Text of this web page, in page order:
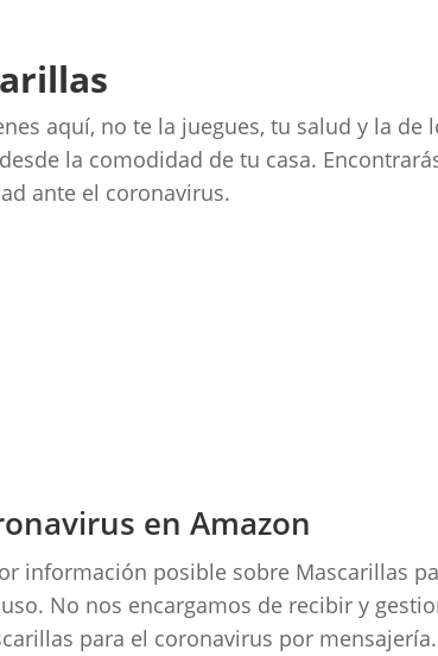
aquí, no te la juegues, tu salud y la de
la comodidad de tu casa.
ante el coronavirus.
en Amazon
información posible sobre Mascarillas
No nos encargamos de recibir y
para el coronavirus por